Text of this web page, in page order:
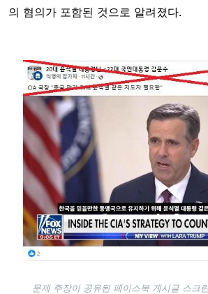
의 혐의가 포함된 것으로 알려졌다.
Image
문제 주장이 공유된 페이스북 게시글 스크